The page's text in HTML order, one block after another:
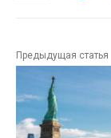
Предыдущая статья